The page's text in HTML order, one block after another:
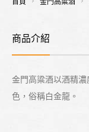
商品介紹
金門高粱酒以酒精
色，俗稱白金龍。